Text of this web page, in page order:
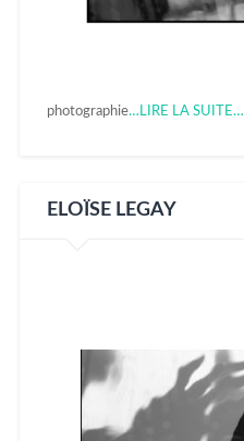
photographie…LIRE LA SUITE…
ELOÏSE LEGAY